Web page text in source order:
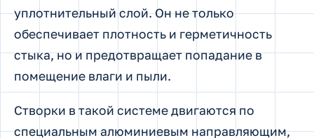
уплотнительный слой. Он не только
обеспечивает плотность и герметичность
стыка, но и предотвращает попадание в
помещение влаги и пыли.
Створки в такой системе двигаются по
специальным алюминиевым направляющим,